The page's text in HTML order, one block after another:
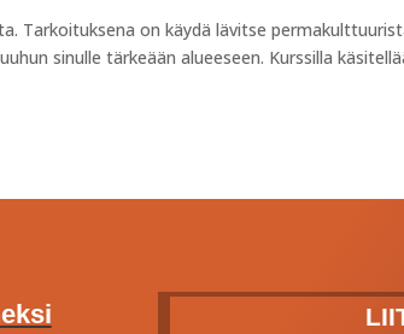
Tarkoituksena on käydä lävitse
sinulle tärkeään alueeseen. Kurssilla